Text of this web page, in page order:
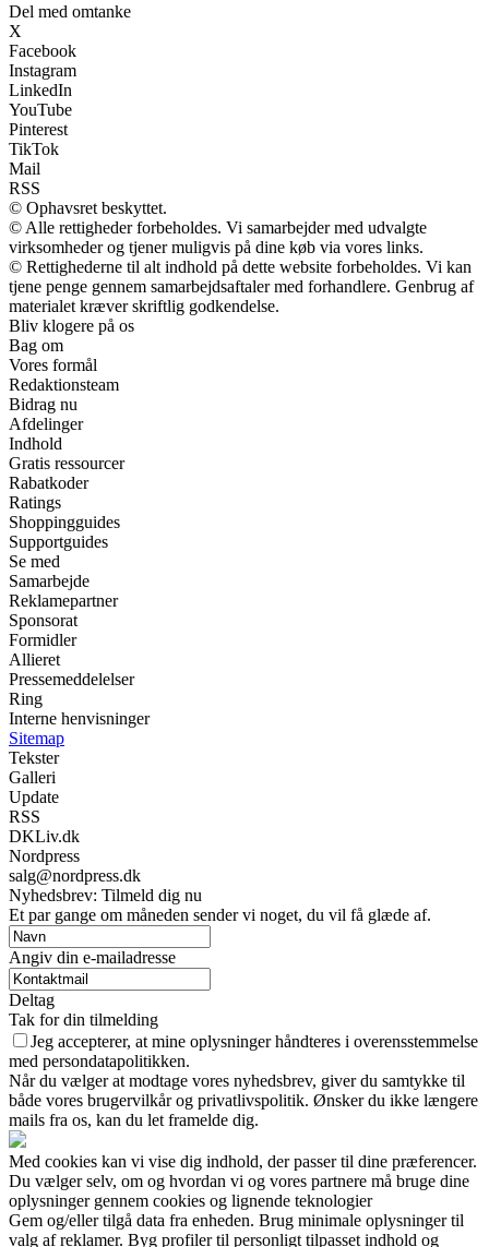
Del med omtanke
X
Facebook
Instagram
LinkedIn
YouTube
Pinterest
TikTok
Mail
RSS
© Ophavsret beskyttet.
© Alle rettigheder forbeholdes. Vi samarbejder med udvalgte
virksomheder og tjener muligvis på dine køb via vores links.
© Rettighederne til alt indhold på dette website forbeholdes. Vi kan
tjene penge gennem samarbejdsaftaler med forhandlere. Genbrug af
materialet kræver skriftlig godkendelse.
Bliv klogere på os
Bag om
Vores formål
Redaktionsteam
Bidrag nu
Afdelinger
Indhold
Gratis ressourcer
Rabatkoder
Ratings
Shoppingguides
Supportguides
Se med
Samarbejde
Reklamepartner
Sponsorat
Formidler
Allieret
Pressemeddelelser
Ring
Interne henvisninger
Sitemap
Tekster
Galleri
Update
RSS
DKLiv.dk
Nordpress
salg@nordpress.dk
Nyhedsbrev: Tilmeld dig nu
Et par gange om måneden sender vi noget, du vil få glæde af.
Angiv din e-mailadresse
Deltag
Tak for din tilmelding
Jeg accepterer, at mine oplysninger håndteres i overensstemmelse
med persondatapolitikken.
Når du vælger at modtage vores nyhedsbrev, giver du samtykke til
både vores brugervilkår og privatlivspolitik. Ønsker du ikke længere
mails fra os, kan du let framelde dig.
Med cookies kan vi vise dig indhold, der passer til dine præferencer.
Du vælger selv, om og hvordan vi og vores partnere må bruge dine
oplysninger gennem cookies og lignende teknologier
Gem og/eller tilgå data fra enheden. Brug minimale oplysninger til
valg af reklamer. Byg profiler til personligt tilpasset indhold og